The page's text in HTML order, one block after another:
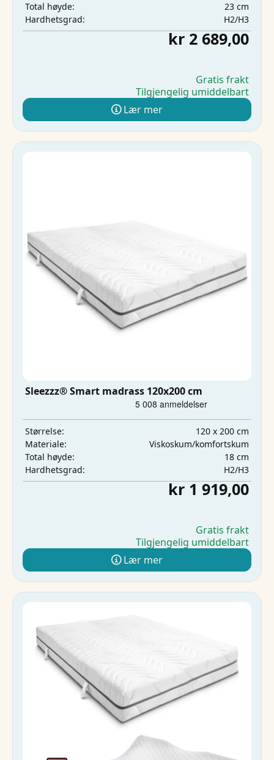
Total høyde:
23 cm
Hardhetsgrad:
H2/H3
kr 2 689,00
Gratis frakt
Tilgjengelig umiddelbart
Lær mer
Sleezzz® Smart madrass 120x200 cm
Størrelse:
120 x 200 cm
Materiale:
Viskoskum/komfortskum
Total høyde:
18 cm
Hardhetsgrad:
H2/H3
kr 1 919,00
Gratis frakt
Tilgjengelig umiddelbart
Lær mer